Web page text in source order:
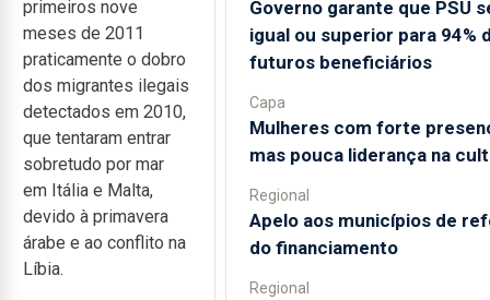
primeiros nove
meses de 2011
praticamente o dobro
dos migrantes ilegais
detectados em 2010,
que tentaram entrar
sobretudo por mar
em Itália e Malta,
devido à primavera
árabe e ao conflito na
Líbia.
Governo garante que PSU
igual ou superior para 94%
futuros beneficiários
Capa
Mulheres com forte
mas pouca liderança na
Regional
Apelo aos municípios de
do financiamento
Regional